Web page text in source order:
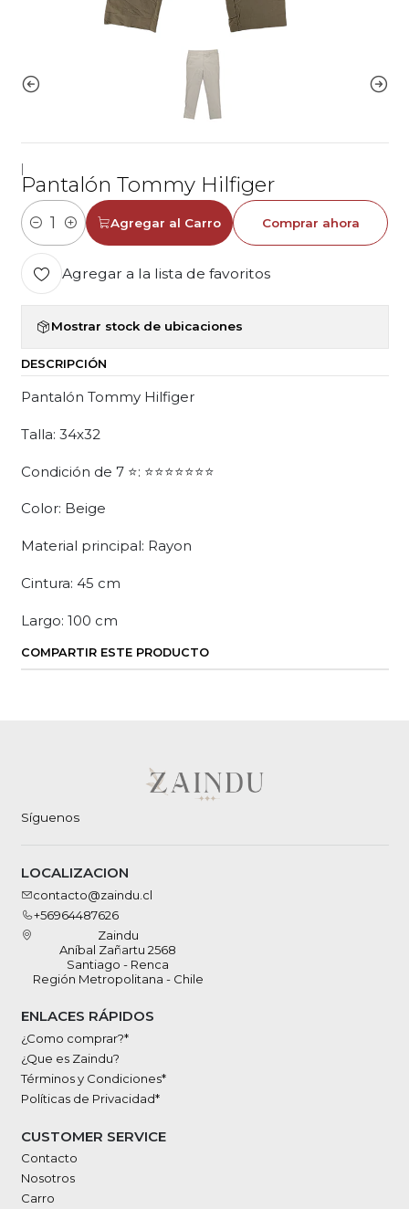
Pantalón Tommy Hilfiger
Cantidad
Agregar al Carro Comprar ahora
Agregar a la lista de favoritos
Mostrar stock de ubicaciones
DESCRIPCIÓN
Pantalón Tommy Hilfiger
Talla: 34x32
Condición de 7 ⭐: ⭐⭐⭐⭐⭐⭐⭐
Color: Beige
Material principal: Rayon
Cintura: 45 cm
Largo: 100 cm
COMPARTIR ESTE PRODUCTO
Síguenos
LOCALIZACION
contacto@zaindu.cl
+56964487626
Zaindu
Aníbal Zañartu 2568
Santiago - Renca
Región Metropolitana - Chile
ENLACES RÁPIDOS
¿Como comprar?*
¿Que es Zaindu?
Términos y Condiciones*
Políticas de Privacidad*
CUSTOMER SERVICE
Contacto
Nosotros
Carro